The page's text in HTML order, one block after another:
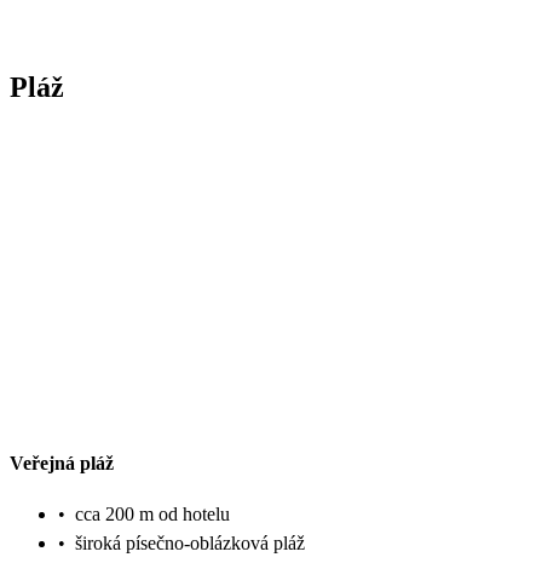
Pláž
Veřejná pláž
• cca 200 m od hotelu
• široká písečno-oblázková pláž